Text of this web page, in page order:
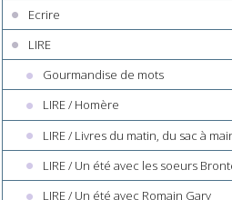
Ecrire
LIRE
Gourmandise de mots
LIRE / Homère
LIRE / Livres du matin, du sac à
LIRE / Un été avec les soeurs
LIRE / Un été avec Romain Gary